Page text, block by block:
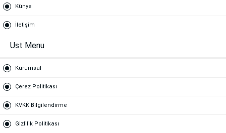
Künye
İletişim
Ust Menu
Kurumsal
Çerez Politikası
KVKK Bilgilendirme
Gizlilik Politikası